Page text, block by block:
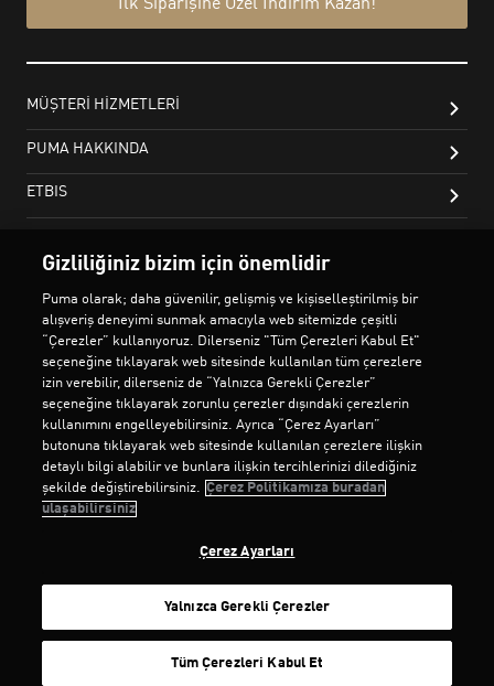
SEPETE EKLE
Gizliliğiniz bizim için önemlidir
Puma olarak; daha güvenilir, gelişmiş ve kişiselleştirilmiş bir
alışveriş deneyimi sunmak amacıyla web sitemizde çeşitli
“Çerezler” kullanıyoruz. Dilerseniz "Tüm Çerezleri Kabul Et"
seçeneğine tıklayarak web sitesinde kullanılan tüm çerezlere
izin verebilir, dilerseniz de “Yalnızca Gerekli Çerezler”
seçeneğine tıklayarak zorunlu çerezler dışındaki çerezlerin
kullanımını engelleyebilirsiniz. Ayrıca “Çerez Ayarları”
butonuna tıklayarak web sitesinde kullanılan çerezlere ilişkin
detaylı bilgi alabilir ve bunlara ilişkin tercihlerinizi dilediğiniz
şekilde değiştirebilirsiniz. Çerez Politikamıza buradan
ulaşabilirsiniz
Çerez Ayarları
Yalnızca Gerekli Çerezler
Tüm Çerezleri Kabul Et